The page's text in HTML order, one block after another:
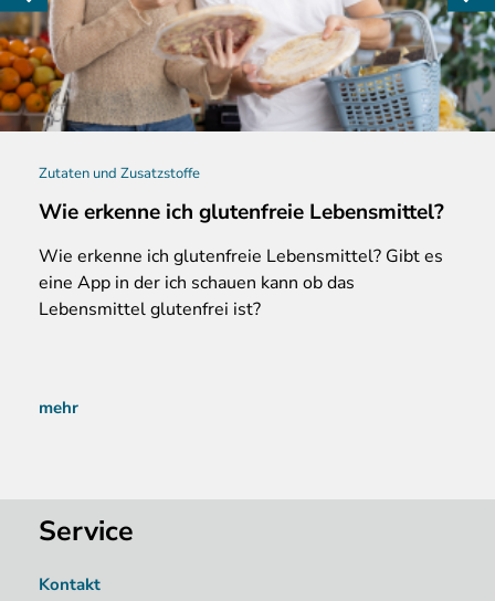
Zutaten und Zusatzstoffe
Wie erkenne ich glutenfreie Lebensmittel?
Wie erkenne ich glutenfreie Lebensmittel? Gibt es
eine App in der ich schauen kann ob das
Lebensmittel glutenfrei ist?
mehr
Service
Kontakt